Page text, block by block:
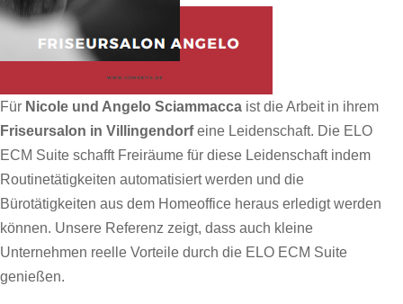
Für Nicole und Angelo Sciammacca ist die Arbeit in ihrem
Friseursalon in Villingendorfeine Leidenschaft. Die ELO
ECM Suite schafft Freiräume für diese Leidenschaft indem
Routinetätigkeiten automatisiert werden und die
Bürotätigkeiten aus dem Homeoffice heraus erledigt werden
können. Unsere Referenz zeigt, dass auch kleine
Unternehmen reelle Vorteile durch die ELO ECM Suite
genießen.